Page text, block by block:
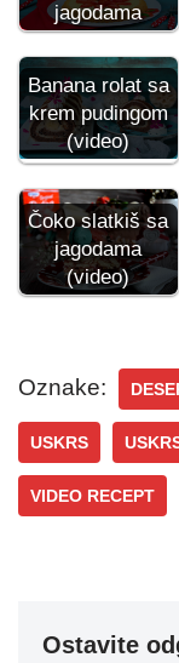
jagodama
Banana rolat sa
krem pudingom
(video)
Čoko slatkiš sa
jagodama
(video)
Oznake:
USKRS
VIDEO RECEPT
Ostavite